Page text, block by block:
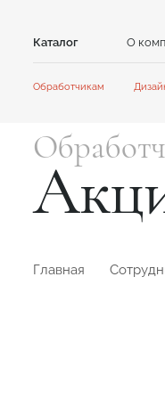
Каталог
Акриловый камень
GRANDEX
NEOMARM
О
Обработчикам
Сотрудничество
Акции и новости
Инструкции
Каталоги и презентации
Главная